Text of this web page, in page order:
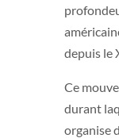
depuis le
Ce
durant
organise